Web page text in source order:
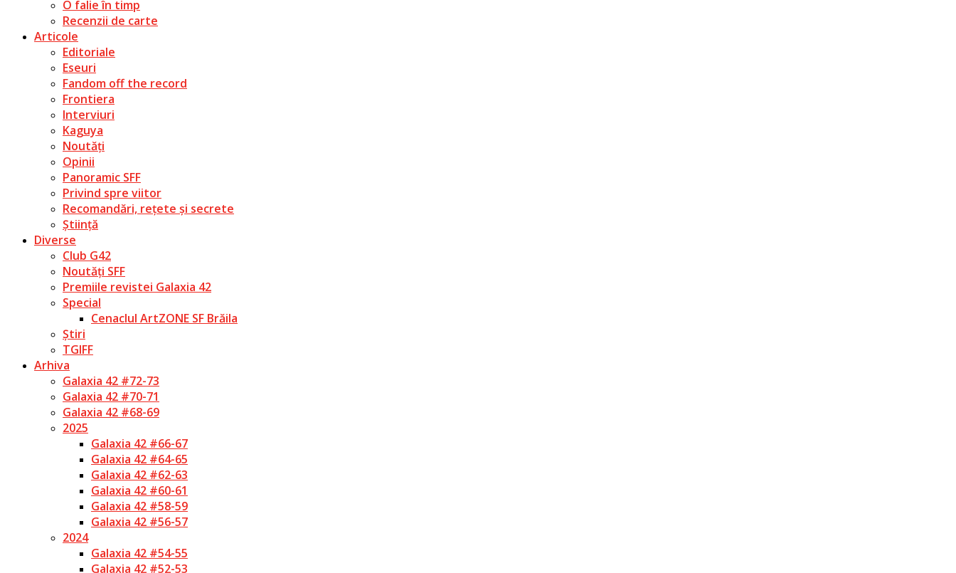
O falie în timp
Recenzii de carte
Articole
Editoriale
Eseuri
Fandom off the record
Frontiera
Interviuri
Kaguya
Noutăți
Opinii
Panoramic SFF
Privind spre viitor
Recomandări, rețete și secrete
Știință
Diverse
Club G42
Noutăți SFF
Premiile revistei Galaxia 42
Special
Cenaclul ArtZONE SF Brăila
Știri
TGIFF
Arhiva
Galaxia 42 #72-73
Galaxia 42 #70-71
Galaxia 42 #68-69
2025
Galaxia 42 #66-67
Galaxia 42 #64-65
Galaxia 42 #62-63
Galaxia 42 #60-61
Galaxia 42 #58-59
Galaxia 42 #56-57
2024
Galaxia 42 #54-55
Galaxia 42 #52-53